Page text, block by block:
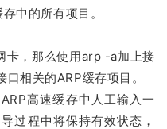
中的所有项目。
卡，那么使用arp -a加上接
相关的ARP缓存项目。
高速缓存中人工输入一
过程中将保持有效状态，